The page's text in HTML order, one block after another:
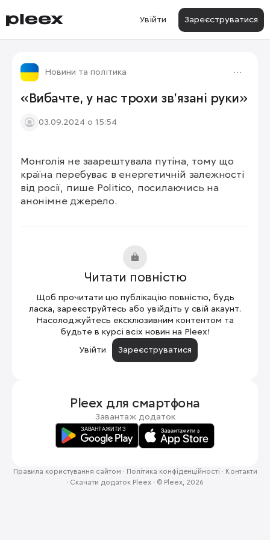
Увійти Зареєструватися
Новини та політика
«Вибачте, у нас трохи зв'язані руки»
03.09.2024 о 15:54
Монголія не заарештувала путіна, тому що
країна перебуває в енергетичній залежності
від росії, пише Politico, посилаючись на
анонімне джерело.
Читати повністю
Щоб прочитати цю публікацію повністю, будь
ласка, зареєструйтесь або увійдіть у свій акаунт.
Насолоджуйтесь ексклюзивним контентом та
будьте в курсі всіх новин на Pleex!
Увійти
Зареєструватися
Pleex для смартфона
Завантаж додаток
Правила користування сайтом · Політика конфіденційності · Контакти
· Скачати додаток Pleex · © Pleex, 2026